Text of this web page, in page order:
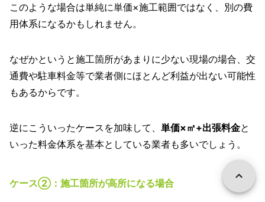
このような場合は単純に単価×施工範囲ではなく、別の費
用体系になるかもしれません。
なぜかというと施工箇所があまりに少ない現場の場合、交
通費や駐車料金等で業者側にほとんど利益が出ない可能性
もあるからです。
逆にこういったケースを加味して、 単価×㎡+出張料金と
いった料金体系を基本としている業者も多いでしょう。
ケース②：施工箇所が高所になる場合